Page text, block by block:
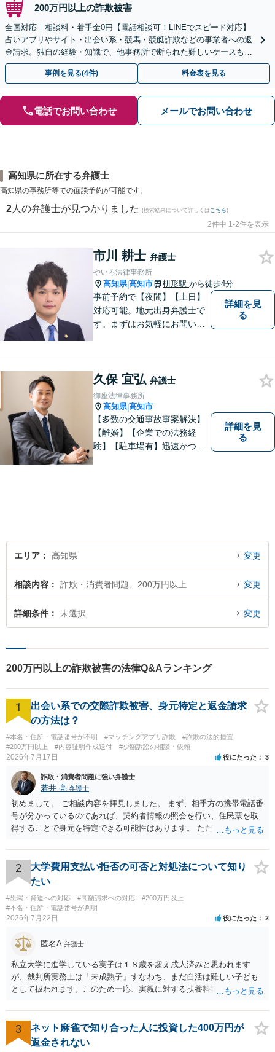
200万円以上の詐欺被害
全国対応｜相談料・着手金0円【電話相談可！LINEでスピード対応】
占いアプリやサイト・出会い系・競馬・競艇詐欺などの事業者への返
金請求。独自の経験・知識で、他事務所で断られた難しいケースも解
決に導いた実績あり。まずはお気軽にご相談ください
事例を見る(4件) 料金表を見る
電話でお問い合わせ メールでお問い合わせ
高知県に所在する弁護士
高知県の事務所等での面談予約が可能です。
2 人の弁護士が見つかりました (検索結果について詳しくは こちら)
2件中 1-2件を表示
市川 耕士 弁護士
やいろ法律事務所
高知県|高知市 枡形駅 から徒歩4分
事前予約で【夜間】【土日】
対応可能。地元出身弁護士で
す。まずはお気軽にお問い合
詳細を見
る
久保 宜弘 弁護士
御座法律事務所
高知県|高知市
【多数の交通事故事案解決】
【離婚】【企業での法務経
験】【駐車場有】迅速かつ丁
詳細を見
る
エリア 高知県 変更
相談内容 詐欺・消費者問題、200万円以上 変更
詳細条件 未選択 変更
200万円以上の詐欺被害の法律Q&Aランキング
1
出会い系での交際詐欺被害、身元特定と返金請求
の方法は？
#本名・住所・電話番号が不明 #マッチングアプリ詐欺
#詐欺の法的措置
#200万円以上
#内容証明作成送付 #少額訴訟の相談・依頼
2026年7月17日 役にたった 3
詐欺・消費者問題に強い弁護士
若井 亮 弁護士
初めまして。 ご相談内容を拝見しました。 まず、相手方の携帯電話番
号が分かっているのであれば、契約者情報の照会を行い、住民票を取
得することで身元を特定できる可能性はあります。 ただ、他人名義の
ろです。 LINEについても、詐欺の事案であれば照会できる可能性はあ
りますが、携帯電話の番号を経由する方法より難しくなります。 身元
を特定した後は、返金の理屈があるかどうかを確認していきます。 基
本的に贈与に該当する場合には返金請求ができません。 詐欺を含め、
当方に返金の理屈があるかどうかを確認していきます。 さらに、渡し
た金額について、裏付けがあるかどうかも精査します。 上記を経て、
からスタートすることになるでしょう。 ご理解のとおり、詐欺である
ことの立証は簡単ではありません。 刑事事件化が出来るのであれば、
返金交渉で有利になる可能性がありますが、民事上の詐欺の立証以上
に難しいところがあります。 こちらについては、一度、最寄りの警察
署に被害相談をするようにしてください。 具体的な見通しに関して
良いかと思います。
2
大学費用支払い拒否の可否と対処法について知り
たい
#恐喝・脅迫への対応 #高額請求への対応
#200万円以上
#本名・住所・電話番号が判明
2026年7月22日 役にたった 2
匿名A 弁護士
私立大学に進学している実子は１８歳を超え成人済みと思われます
が、裁判所実務上は「未成熟子」すなわち、まだ自活は難しい子ども
として扱われます。このため一応、実親に対する扶養料請求として法
者宛に養育費を支払っており、当該養育費は実子の進学費用の趣旨も
一部含まれています。また、私立大学進学について貴殿が了解したわ
けではないという事情も存在します。 こうした場合には、支払を拒ん
3
ネット麻雀で知り合った人に投資した400万円が
返金されない